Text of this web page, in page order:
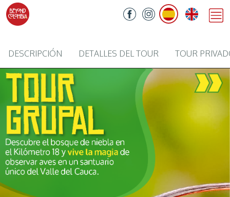
DESCRIPCIÓN DETALLES DEL TOUR TOUR